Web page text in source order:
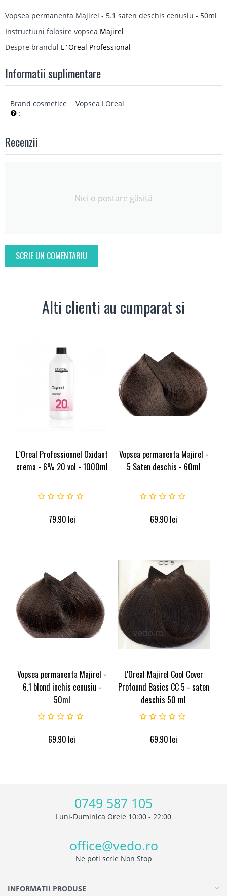
Vopsea permanenta Majirel - 5.1 saten deschis cenusiu - 50ml
Instructiuni folosire vopsea Majirel
Despre brandul L`Oreal Professional
Informatii suplimentare
Brand cosmetice
:
Vopsea LOreal
Recenzii
Nici o postare găsită
SCRIE UN COMENTARIU
Alti clienti au cumparat si
L`Oreal Professionnel Oxidant
crema - 6% 20 vol - 1000ml
79.90 lei
Vopsea permanenta Majirel -
5 Saten deschis - 60ml
69.90 lei
Vopsea permanenta Majirel -
6.1 blond inchis cenusiu -
50ml
69.90 lei
L'Oreal Majirel Cool Cover
Profound Basics CC 5 - saten
deschis 50 ml
69.90 lei
0749 587 105
Luni-Duminica Orele 10:00 - 22:00
office@vedo.ro
Ne poti scrie Non Stop
INFORMATII PRODUSE